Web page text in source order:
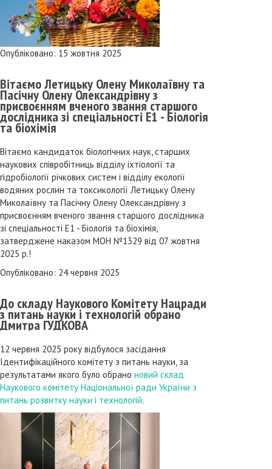
Опубліковано: 15 жовтня 2025
Вітаємо Летицьку Олену Миколаївну та
Пасічну Олену Олександрівну з
присвоєнням вченого звання старшого
дослідника зі спеціальності Е1 - Біологія
та біохімія
Вітаємо кандидаток біологічних наук, старших
наукових співробітниць відділу іхтіології та
гідробіології річкових систем і відділу екології
водяних рослин та токсикології Летицьку Олену
Миколаївну та Пасічну Олену Олександрівну з
присвоєнням вченого звання старшого дослідника
зі спеціальності Е1 - Біологія та біохімія,
затверджене наказом МОН №1329 від 07 жовтня
2025 р.!
Опубліковано: 24 червня 2025
До складу Наукового Комітету Нацради
з питань науки і технологій обрано
Дмитра ГУДКОВА
12 червня 2025 року відбулося засідання
Ідентифікаційного комітету з питань науки, за
результатами якого було обрано новий склад
Наукового комітету Національної ради України з
питань розвитку науки і технологій.